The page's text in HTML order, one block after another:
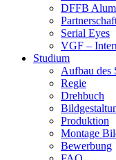
DFFB
Seri­al Eyes
VGF –
Stu­di­um
Auf­bau des
Regie
Dreh­buch
Pro­duk­ti­on
Mon­ta­ge
Bewer­bung